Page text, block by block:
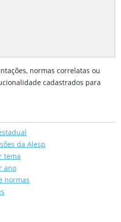
normas correlatas ou
cadastrados para
da Alesp
tema
ano
normas